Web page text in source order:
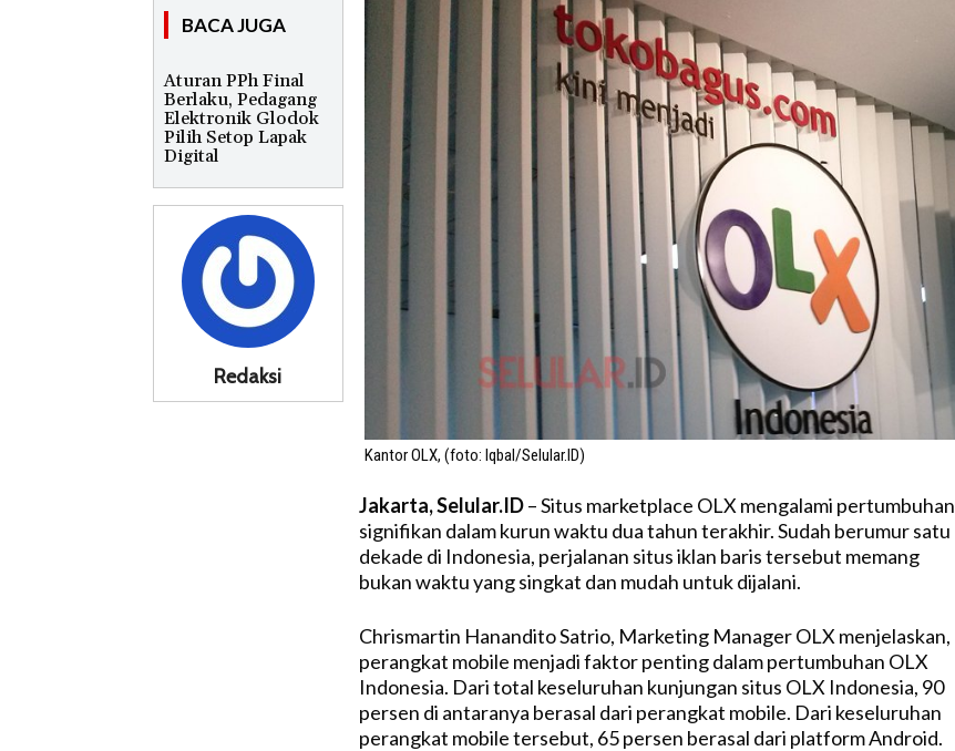
BACA JUGA
Aturan PPh Final
Berlaku, Pedagang
Elektronik Glodok
Pilih Setop Lapak
Digital
Redaksi
Kantor OLX, (foto: Iqbal/Selular.ID)
Jakarta, Selular.ID– Situs marketplace OLX mengalami pertumbuhan
signifikan dalam kurun waktu dua tahun terakhir. Sudah berumur satu
dekade di Indonesia, perjalanan situs iklan baris tersebut memang
bukan waktu yang singkat dan mudah untuk dijalani.
Chrismartin Hanandito Satrio, Marketing Manager OLX menjelaskan,
perangkat mobile menjadi faktor penting dalam pertumbuhan OLX
Indonesia. Dari total keseluruhan kunjungan situs OLX Indonesia, 90
persen di antaranya berasal dari perangkat mobile. Dari keseluruhan
perangkat mobile tersebut, 65 persen berasal dari platform Android.